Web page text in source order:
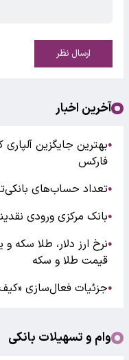
ارسال نظر
آخرین اخبار
●
فارکس
●تعداد حساب‌های
●بانک مرکزی ورودی
●
قیمت طلا و سکه
●جزئیات فعال‌سازی
وام و تسهیلات بانکی